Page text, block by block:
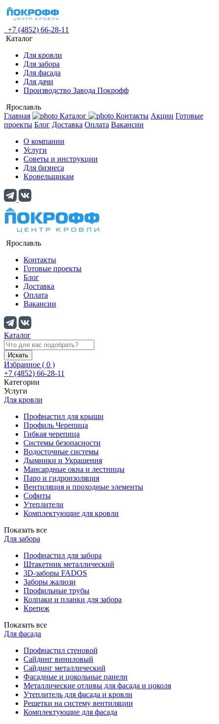
+7 (4852) 66-28-11
Каталог
Для кровли
Для забора
Для фасада
Для дачи
Производство Завода Покрофф
Ярославль
Главная
Каталог Контакты Акции Готовые
проекты Блог Доставка Оплата Вакансии
О компании
Услуги
Советы и инструкции
Для бизнеса
Кровельщикам
Ярославль
Контакты
Готовые проекты
Блог
Доставка
Оплата
Вакансии
Каталог
Искать
Избранное ( 0 )
+7 (4852) 66-28-11
Категории
Услуги
Для кровли
Профнастил для крыши
Профиль Черепица
Гибкая черепица
Системы безопасности
Водосточные системы
Дымники и Украшения
Мансардные окна и лестницы
Паро и гидроизоляция
Вентиляция и проходные элементы
Софиты
Утеплители
Комплектующие для кровли
Показать все
Для забора
Профнастил для забора
Штакетник металлический
3D-заборы FADOS
Заборы жалюзи
Профильные трубы
Колпаки и планки для забора
Крепеж
Показать все
Для фасада
Профнастил стеновой
Сайдинг виниловый
Сайдинг металлический
Фасадные и цокольные панели
Металлические отливы для фасада и цоколя
Утеплитель для фасада и кровли
Решетки на систему вентиляции
Комплектующие для фасада